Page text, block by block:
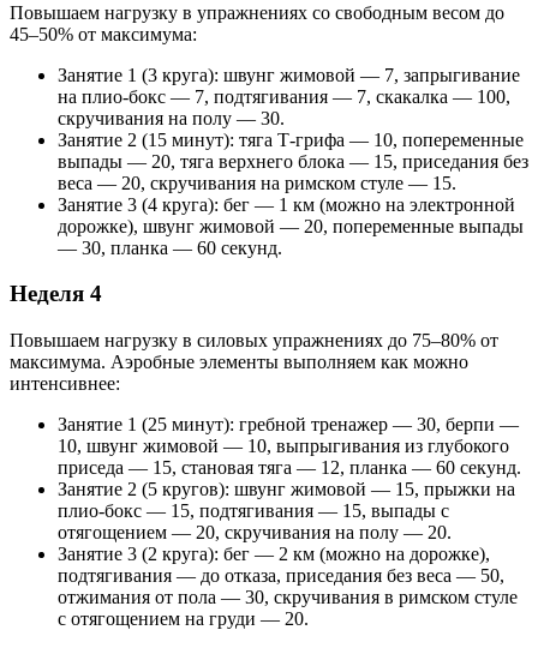
Повышаем нагрузку в упражнениях со свободным весом до
45–50% от максимума:
Занятие 1 (3 круга): швунг жимовой — 7, запрыгивание
на плио-бокс — 7, подтягивания — 7, скакалка — 100,
скручивания на полу — 30.
Занятие 2 (15 минут): тяга Т-грифа — 10, попеременные
выпады — 20, тяга верхнего блока — 15, приседания без
веса — 20, скручивания на римском стуле — 15.
Занятие 3 (4 круга): бег — 1 км (можно на электронной
дорожке), швунг жимовой — 20, попеременные выпады
— 30, планка — 60 секунд.
Неделя 4
Повышаем нагрузку в силовых упражнениях до 75–80% от
максимума. Аэробные элементы выполняем как можно
интенсивнее:
Занятие 1 (25 минут): гребной тренажер — 30, берпи —
10, швунг жимовой — 10, выпрыгивания из глубокого
приседа — 15, становая тяга — 12, планка — 60 секунд.
Занятие 2 (5 кругов): швунг жимовой — 15, прыжки на
плио-бокс — 15, подтягивания — 15, выпады с
отягощением — 20, скручивания на полу — 20.
Занятие 3 (2 круга): бег — 2 км (можно на дорожке),
подтягивания — до отказа, приседания без веса — 50,
отжимания от пола — 30, скручивания в римском стуле
с отягощением на груди — 20.